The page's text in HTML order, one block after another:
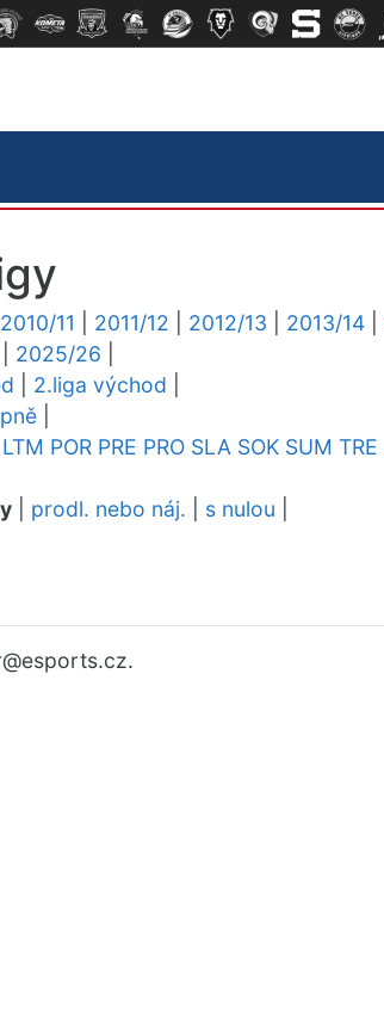
2010/11 2011/12 2012/13 2013/14
2025/26
2.liga východ
LTM POR PRE PRO SLA SOK SUM TRE
prodl. nebo náj. s nulou
@esports.cz.